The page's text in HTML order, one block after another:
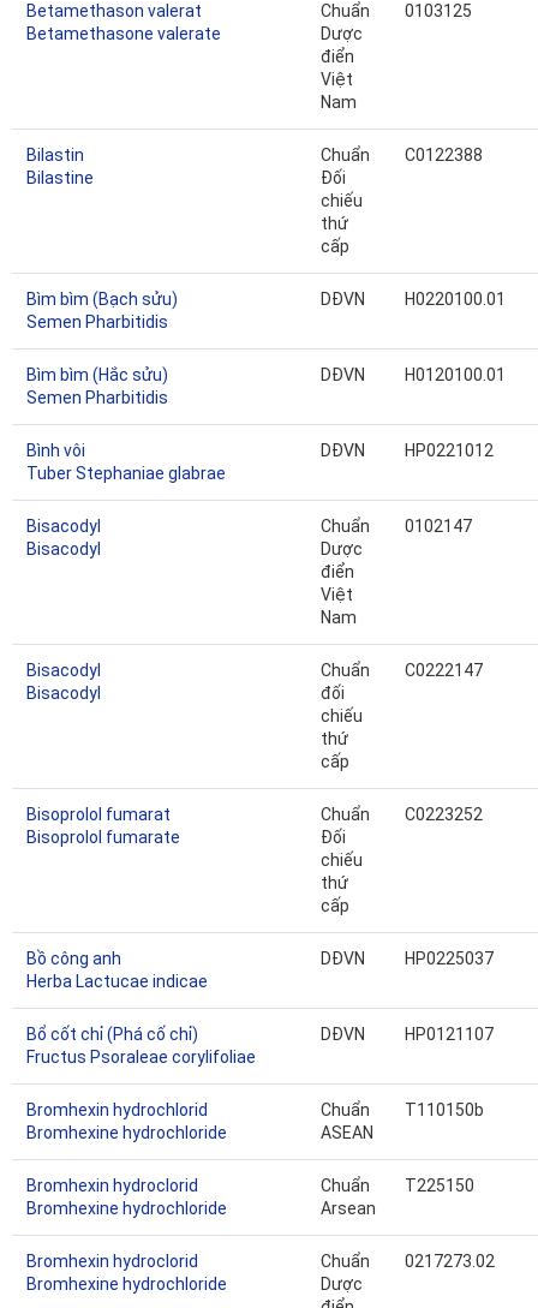
Betamethason valerat
Betamethasone valerate
Chuẩn
Dược
điển
Việt
Nam
0103125
Bilastin
Bilastine
Chuẩn
Đối
chiếu
thứ
cấp
C0122388
Bìm bìm (Bạch sửu)
Semen Pharbitidis
DĐVN H0220100.01
Bìm bìm (Hắc sửu)
Semen Pharbitidis
DĐVN H0120100.01
Bình vôi
Tuber Stephaniae glabrae
DĐVN HP0221012
Bisacodyl
Bisacodyl
Chuẩn
Dược
điển
Việt
Nam
0102147
Bisacodyl
Bisacodyl
Chuẩn
đối
chiếu
thứ
cấp
C0222147
Bisoprolol fumarat
Bisoprolol fumarate
Chuẩn
Đối
chiếu
thứ
cấp
C0223252
Bồ công anh
Herba Lactucae indicae
DĐVN HP0225037
Bổ cốt chỉ (Phá cố chỉ)
Fructus Psoraleae corylifoliae
DĐVN HP0121107
Bromhexin hydrochlorid
Bromhexine hydrochloride
Chuẩn
ASEAN
T110150b
Bromhexin hydroclorid
Bromhexine hydrochloride
Chuẩn
Arsean
T225150
Bromhexin hydroclorid
Bromhexine hydrochloride
Chuẩn
Dược
0217273.02